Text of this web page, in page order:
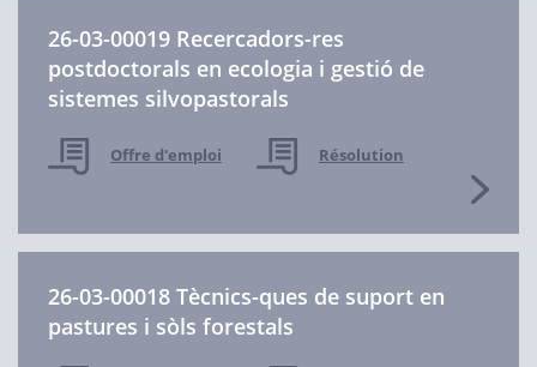
26-03-00019 Recercadors-res
postdoctorals en ecologia i gestió de
sistemes silvopastorals
Offre d'emploi Résolution
26-03-00018 Tècnics-ques de suport en
pastures i sòls forestals